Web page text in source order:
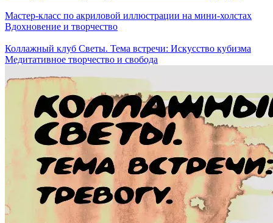
Мастер-класс по акриловой иллюстрации на мини-холстах
Вдохновение и творчество
Коллажный клуб Светы. Тема встречи: Искусство кубизма
Медитативное творчество и свобода